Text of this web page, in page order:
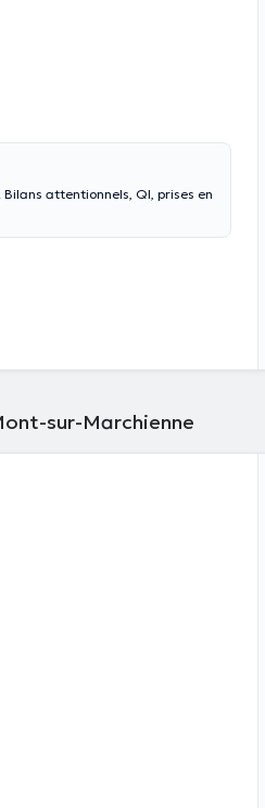
attentionnels, QI, prises en
sur-Marchienne